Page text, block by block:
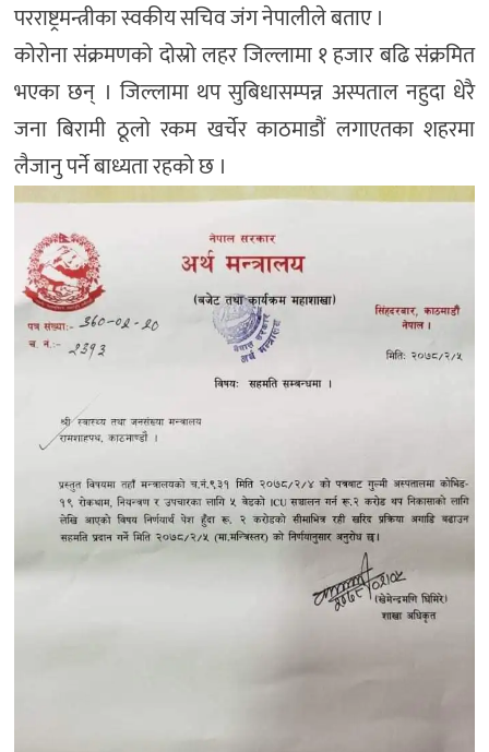
परराष्ट्रमन्त्रीका स्वकीय सचिव जंग नेपालीले बताए ।
कोरोना संक्रमणको दोस्रो लहर जिल्लामा १ हजार बढि संक्रमित
भएका छन् । जिल्लामा थप सुबिधासम्पन्न अस्पताल नहुदा धेरै
जना बिरामी ठूलो रकम खर्चेर काठमाडौं लगाएतका शहरमा
लैजानु पर्ने बाध्यता रहको छ ।